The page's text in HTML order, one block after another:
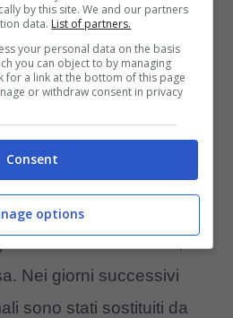
animaliberaction –
esempio, sarebbe stato
visitatori con una
il suo naso. Quest’ultima,
Nei giorni successivi
sono stati sostituiti da
by this site. We and our partners
data. List of partners.
your personal data on the basis
you can object to by managing
for a link at the bottom of this page
or withdraw consent in privacy
Consent
options